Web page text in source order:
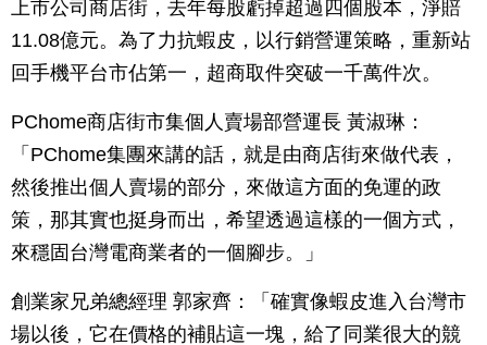
上市公司商店街，去年每股虧掉超過四個股本，淨賠
11.08億元。為了力抗蝦皮，以行銷營運策略，重新站
回手機平台市佔第一，超商取件突破一千萬件次。
PChome商店街市集個人賣場部營運長 黃淑琳：
「PChome集團來講的話，就是由商店街來做代表，
然後推出個人賣場的部分，來做這方面的免運的政
策，那其實也挺身而出，希望透過這樣的一個方式，
來穩固台灣電商業者的一個腳步。」
創業家兄弟總經理 郭家齊：「確實像蝦皮進入台灣市
場以後，它在價格的補貼這一塊，給了同業很大的競